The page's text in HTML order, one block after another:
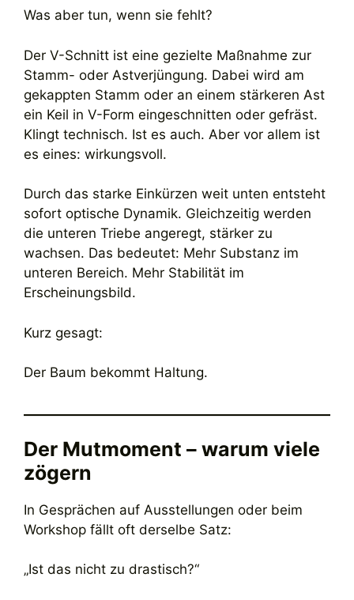
Was aber tun, wenn sie fehlt?
Der V-Schnitt ist eine gezielte Maßnahme zur
Stamm- oder Astverjüngung. Dabei wird am
gekappten Stamm oder an einem stärkeren Ast
ein Keil in V-Form eingeschnitten oder gefräst.
Klingt technisch. Ist es auch. Aber vor allem ist
es eines: wirkungsvoll.
Durch das starke Einkürzen weit unten entsteht
sofort optische Dynamik. Gleichzeitig werden
die unteren Triebe angeregt, stärker zu
wachsen. Das bedeutet: Mehr Substanz im
unteren Bereich. Mehr Stabilität im
Erscheinungsbild.
Kurz gesagt:
Der Baum bekommt Haltung.
Der Mutmoment – warum viele
zögern
In Gesprächen auf Ausstellungen oder beim
Workshop fällt oft derselbe Satz:
„Ist das nicht zu drastisch?“